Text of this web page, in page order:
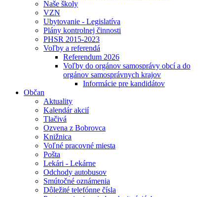
Naše školy
VZN
Ubytovanie - Legislatíva
Plány kontrolnej činnosti
PHSR 2015-2023
Voľby a referendá
Referendum 2026
Voľby do orgánov samosprávy obcí a do
orgánov samosprávnych krajov
Informácie pre kandidátov
Občan
Aktuality
Kalendár akcií
Tlačivá
Ozvena z Bobrovca
Knižnica
Voľné pracovné miesta
Pošta
Lekári - Lekárne
Odchody autobusov
Smútočné oznámenia
Dôležité telefónne čísla